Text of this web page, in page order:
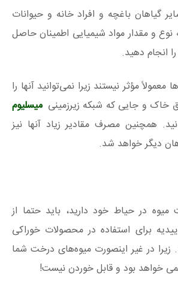
گیاهان باغچه و افراد خانه و حیوانات
و مقدار مواد شیمیایی اطمینان حاصل
انجام دهید.
مؤثر نیستند زیرا نمی‌توانید آنها را
خاک و جایی که شبکه زیرزمینی میسلیوم
همچنین مصرف مقادیر زیاد آنها نیز
دیگر خواهد شد.
در حیاط خود دارید، باید حتما از
برای استفاده در محصولات خوراکی
زیرا در غیر اینصورت میوه‌های درخت شما
خواهد بود و قابل خوردن نیست!